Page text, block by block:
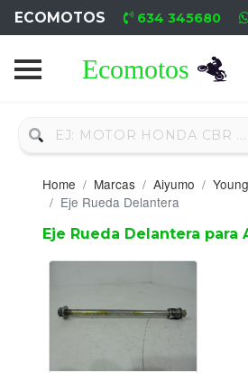
ECOMOTOS 634 345680
Home
Nuevo
Neumáticos
Campa
Nuevos
Home Marcas Aiyumo
Young
Eje Rueda Delantera
Eje Rueda Delantera para